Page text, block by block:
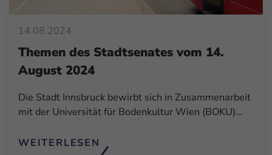
14.08.2024
Themen des Stadtsenates vom 14.
August 2024
Die Stadt Innsbruck bewirbt sich in Zusammenarbeit
mit der Universität für Bodenkultur Wien (BOKU)…
WEITERLESEN